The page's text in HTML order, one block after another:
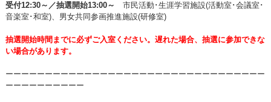
受付12:30～／抽選開始13:00～ 市民活動･生涯学習施設(活動室･会議室･
音楽室･和室)、男女共同参画推進施設(研修室)
抽選開始時間までに必ずご入室ください。遅れた場合、抽選に参加できな
い場合があります。
ーーーーーーーーーーーーーーーーーーーーーーーーーーーーーーーーー
ーーーーーーーーーー